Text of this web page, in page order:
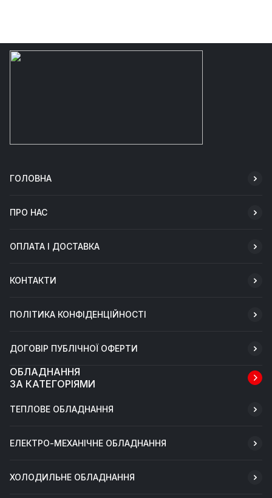
ГОЛОВНА
ПРО НАС
ОПЛАТА І ДОСТАВКА
КОНТАКТИ
ПОЛІТИКА КОНФІДЕНЦІЙНОСТІ
ДОГОВІР ПУБЛІЧНОЇ ОФЕРТИ
ОБЛАДНАННЯ
ЗА КАТЕГОРІЯМИ
ТЕПЛОВЕ ОБЛАДНАННЯ
ЕЛЕКТРО-МЕХАНІЧНЕ ОБЛАДНАННЯ
ХОЛОДИЛЬНЕ ОБЛАДНАННЯ